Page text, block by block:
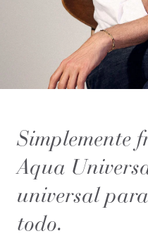
Simplemente
Aqua
universal
todo.